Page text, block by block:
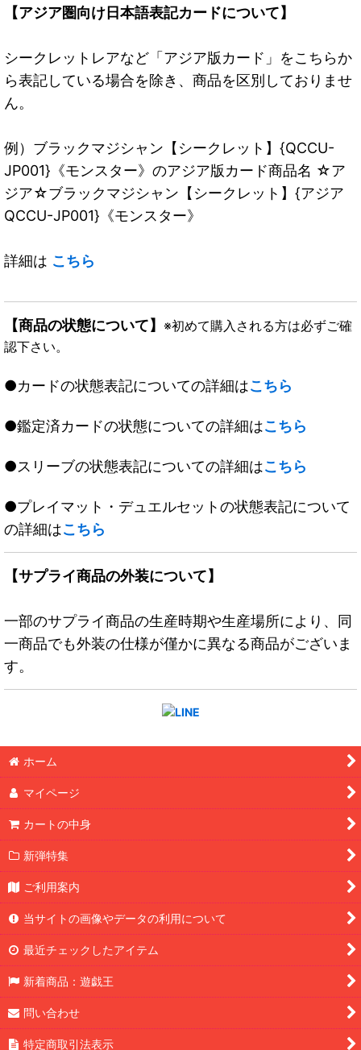
【アジア圏向け日本語表記カードについて】
シークレットレアなど「アジア版カード」をこちらか
ら表記している場合を除き、商品を区別しておりませ
ん。
例）ブラックマジシャン【シークレット】{QCCU-
JP001}《モンスター》のアジア版カード商品名 ☆ア
ジア☆ブラックマジシャン【シークレット】{アジア
QCCU-JP001}《モンスター》
詳細は こちら
【商品の状態について】 ※初めて購入される方は必ずご確
認下さい。
●カードの状態表記についての詳細はこちら
●鑑定済カードの状態についての詳細はこちら
●スリーブの状態表記についての詳細はこちら
●プレイマット・デュエルセットの状態表記について
の詳細はこちら
【サプライ商品の外装について】
一部のサプライ商品の生産時期や生産場所により、同
一商品でも外装の仕様が僅かに異なる商品がございま
す。
ホーム
マイページ
カートの中身
新弾特集
ご利用案内
当サイトの画像やデータの利用について
最近チェックしたアイテム
新着商品：遊戯王
問い合わせ
特定商取引法表示